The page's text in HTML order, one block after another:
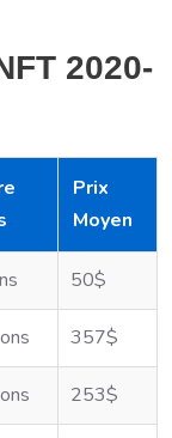
2020-
Prix
Moyen
50$
357$
253$